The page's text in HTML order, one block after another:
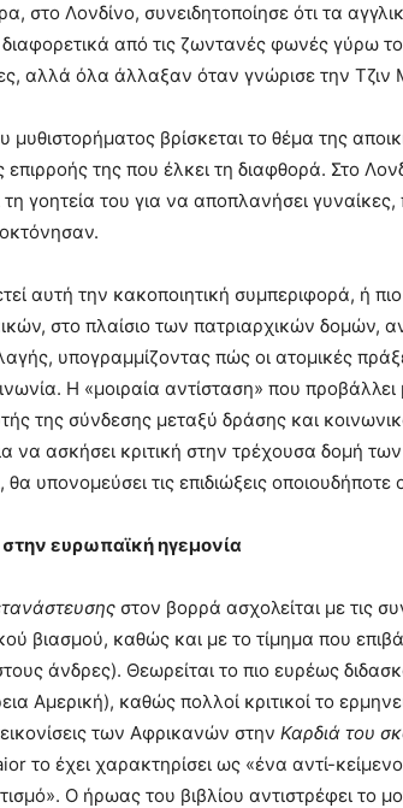
στο Λονδίνο, συνειδητοποίησε ότι τα
από τις ζωντανές φωνές γύρω
αλλά όλα άλλαξαν όταν γνώρισε την Τζιν
μυθιστορήματος βρίσκεται το θέμα της
επιρροής της που έλκει τη διαφθορά. Στο
γοητεία του για να αποπλανήσει
αυτή την κακοποιητική συμπεριφορά, ή
στο πλαίσιο των πατριαρχικών δομών,
υπογραμμίζοντας πώς οι ατομικές
Η «μοιραία αντίσταση» που
της σύνδεσης μεταξύ δράσης και
να ασκήσει κριτική στην τρέχουσα δομή
θα υπονομεύσει τις επιδιώξεις
ευρωπαϊκή ηγεμονία
στον βορρά ασχολείται με τις
βιασμού, καθώς και με το τίμημα που
άνδρες). Θεωρείται το πιο ευρέως
Αμερική), καθώς πολλοί κριτικοί το
των Αφρικανών στην Καρδιά του
το έχει χαρακτηρίσει ως «ένα αντί-
Ο ήρωας του βιβλίου αντιστρέφει το